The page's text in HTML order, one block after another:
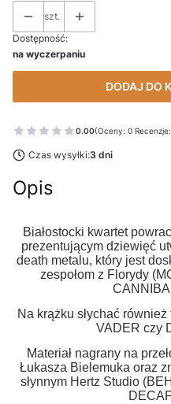
szt.
Dostępność:
na wyczerpaniu
DODAJ DO
0.00(Oceny: 0
Czas wysyłki:3 dni
Opis
Białostocki kwartet
prezentującym dziewięć
death metalu, który jest
zespołom z Florydy
Na krążku słychać
VADER czy
Materiał nagrany na
Łukasza Bielemuka oraz
słynnym Hertz Studio